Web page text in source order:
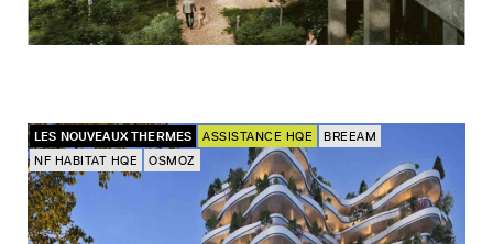
LES NOUVEAUX THERMES ASSISTANCE HQE
BREEAM
NF HABITAT HQE
OSMOZ